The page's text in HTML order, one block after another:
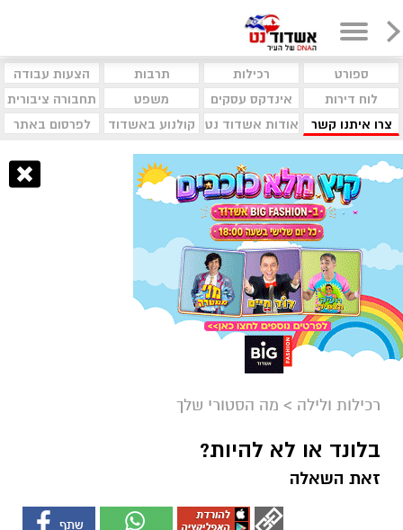
ספורט רכילות תרבות
הצעות עבודה
לוח דירות
אינדקס עסקים משפט
תחבורה ציבורית
צרו איתנו קשר
אודות אשדוד נט קולנוע באשדוד לפרסום באתר
רכילות ולילה > מה הסטורי שלך
בלונד או לא להיות?
זאת השאלה